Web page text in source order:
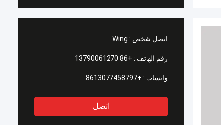
اتصل شخص : Wing
رقم الهاتف : +86 13790061270
واتساب : +8613077458797
اتصل